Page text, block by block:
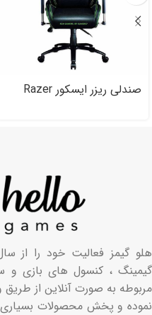
صندلی ریزر ایسکور Razer
گیمینگ ، کنسول های بازی و
نموده و پخش محصولات بسیاری